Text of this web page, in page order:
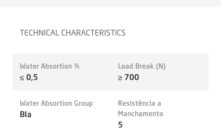
TECHNICAL CHARACTERISTICS
Water Absortion %
≤ 0,5
Load Break (N)
≥ 700
Water Absortion Group
BIa
Resistência a
Manchamento
5